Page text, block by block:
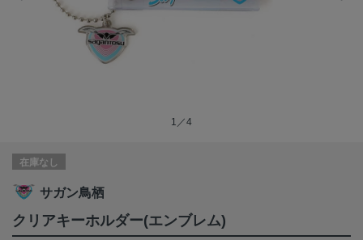
1／4
在庫なし
サガン鳥栖
クリアキーホルダー(エンブレム)